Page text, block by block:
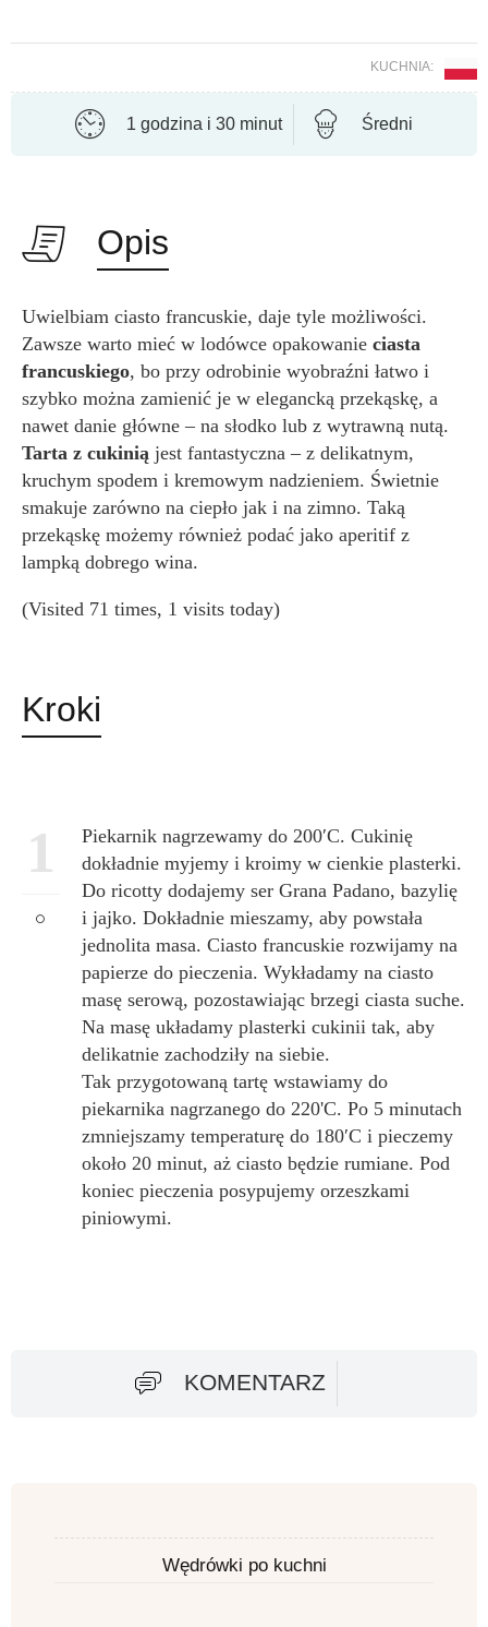
KUCHNIA:
1 godzina i 30 minut Średni
Opis
Uwielbiam ciasto francuskie, daje tyle możliwości.
Zawsze warto mieć w lodówce opakowanie ciasta
francuskiego, bo przy odrobinie wyobraźni łatwo i
szybko można zamienić je w elegancką przekąskę, a
nawet danie główne – na słodko lub z wytrawną nutą.
Tarta z cukinią jest fantastyczna – z delikatnym,
kruchym spodem i kremowym nadzieniem. Świetnie
smakuje zarówno na ciepło jak i na zimno. Taką
przekąskę możemy również podać jako aperitif z
lampką dobrego wina.
(Visited 71 times, 1 visits today)
Kroki
1
Piekarnik nagrzewamy do 200′C. Cukinię
dokładnie myjemy i kroimy w cienkie plasterki.
Do ricotty dodajemy ser Grana Padano, bazylię
i jajko. Dokładnie mieszamy, aby powstała
jednolita masa. Ciasto francuskie rozwijamy na
papierze do pieczenia. Wykładamy na ciasto
masę serową, pozostawiając brzegi ciasta suche.
Na masę układamy plasterki cukinii tak, aby
delikatnie zachodziły na siebie.
Tak przygotowaną tartę wstawiamy do
piekarnika nagrzanego do 220'C. Po 5 minutach
zmniejszamy temperaturę do 180′C i pieczemy
około 20 minut, aż ciasto będzie rumiane. Pod
koniec pieczenia posypujemy orzeszkami
piniowymi.
KOMENTARZ
Wędrówki po kuchni